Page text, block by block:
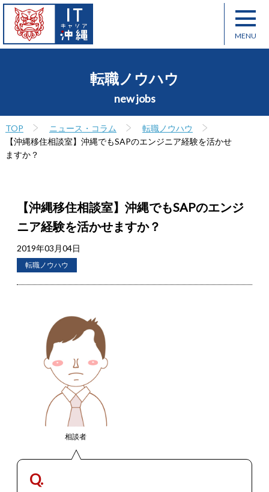
転職ノウハウ
new jobs
TOP ニュース・コラム
転職ノウハウ
【沖縄移住相談室】沖縄でもSAPのエンジニア経験を活かせ
ますか？
【沖縄移住相談室】沖縄でもSAPのエンジ
ニア経験を活かせますか？
2019年03月04日
転職ノウハウ
相談者
Q.